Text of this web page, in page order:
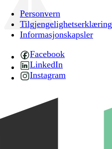
Personvern
Tilgjengelighetserklæring
Informasjonskapsler
Facebook
LinkedIn
Instagram